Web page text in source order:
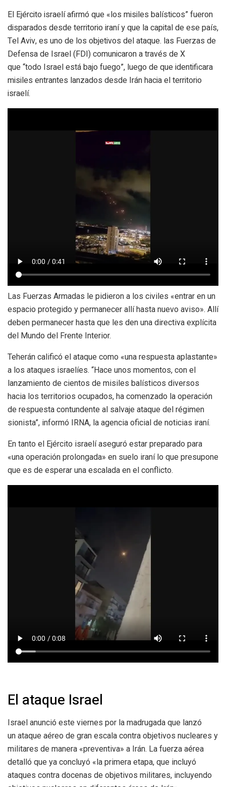
El Ejército israelí afirmó que «los misiles balísticos” fueron
disparados desde territorio iraní y que la capital de ese país,
Tel Aviv, es uno de los objetivos del ataque. las Fuerzas de
Defensa de Israel (FDI) comunicaron a través de X
que“todo Israel está bajo fuego”, luego de que identificara
misiles entrantes lanzados desde Irán hacia el territorio
israelí.
Las Fuerzas Armadas le pidieron a los civiles «entrar en un
espacio protegido y permanecer allí hasta nuevo aviso». Allí
deben permanecer hasta que les den una directiva explícita
del Mundo del Frente Interior.
Teherán calificó el ataque como «una respuesta aplastante»
a los ataques israelíes. “Hace unos momentos, con el
lanzamiento de cientos de misiles balísticos diversos
hacia los territorios ocupados, ha comenzado la operación
de respuesta contundente al salvaje ataque del régimen
sionista”, informó IRNA, la agencia oficial de noticias iraní.
En tanto el Ejército israelí aseguró estar preparado para
«una operación prolongada» en suelo iraní lo que presupone
que es de esperar una escalada en el conflicto.
El ataque Israel
Israel anunció este viernes por la madrugada que lanzó
un ataque aéreo de gran escala contra objetivos nucleares y
militares de manera «preventiva» a Irán. La fuerza aérea
detalló que ya concluyó «la primera etapa, que incluyó
ataques contra docenas de objetivos militares, incluyendo